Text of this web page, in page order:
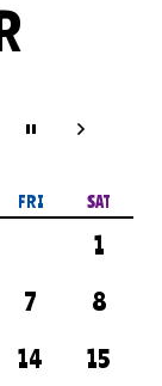
FRI SAT
1
7
8
14
15